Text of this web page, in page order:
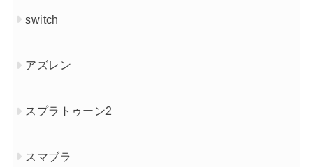
switch
アズレン
スプラトゥーン2
スマブラ